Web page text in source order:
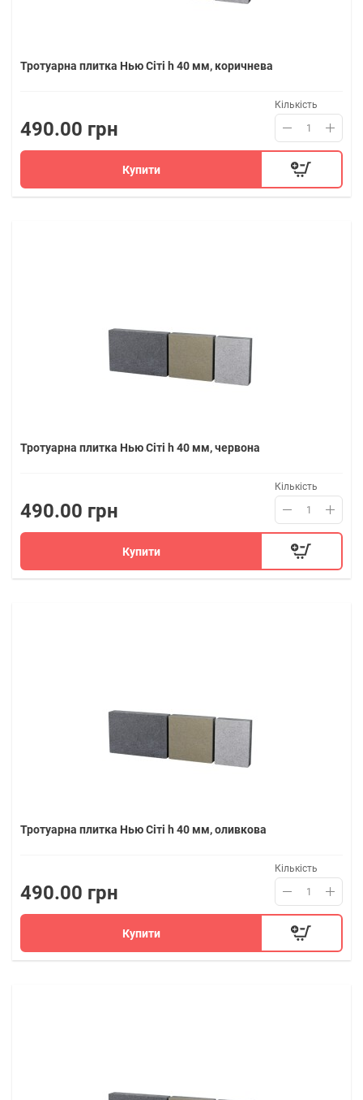
Тротуарна плитка Нью Сіті h 40 мм, коричнева
490.00 грн
Кількість
Купити
Тротуарна плитка Нью Сіті h 40 мм, червона
490.00 грн
Кількість
Купити
Тротуарна плитка Нью Сіті h 40 мм, оливкова
490.00 грн
Кількість
Купити